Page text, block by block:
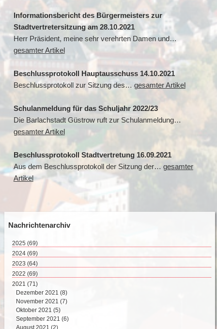
Informationsbericht des Bürgermeisters zur
Stadtvertretersitzung am 28.10.2021
Herr Präsident, meine sehr verehrten Damen und…
gesamter Artikel
Beschlussprotokoll Hauptausschuss 14.10.2021
Beschlussprotokoll zur Sitzung des… gesamter Artikel
Schulanmeldung für das Schuljahr 2022/23
Die Barlachstadt Güstrow ruft zur Schulanmeldung…
gesamter Artikel
Beschlussprotokoll Stadtvertretung 16.09.2021
Aus dem Beschlussprotokoll der Sitzung der… gesamter
Artikel
Nachrichtenarchiv
2025 (69)
August 2025 (2)
Juli 2025 (9)
Juni 2025 (8)
Mai 2025 (17)
April 2025 (15)
März 2025 (12)
Februar 2025 (6)
2024 (69)
Dezember 2024 (2)
November 2024 (11)
Oktober 2024 (7)
September 2024 (4)
Mai 2024 (10)
2023 (64)
Dezember 2023 (2)
November 2023 (8)
Oktober 2023 (4)
September 2023 (4)
August 2023 (6)
Juli 2023 (5)
Juni 2023 (1)
2022 (69)
Dezember 2022 (8)
November 2022 (4)
Oktober 2022 (10)
September 2022 (5)
August 2022 (7)
Juli 2022 (1)
2021 (71)
Dezember 2021 (8)
November 2021 (7)
Oktober 2021 (5)
September 2021 (6)